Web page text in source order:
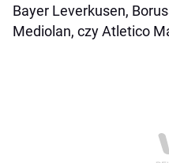
Bayer Leverkusen,
Mediolan, czy Atletico